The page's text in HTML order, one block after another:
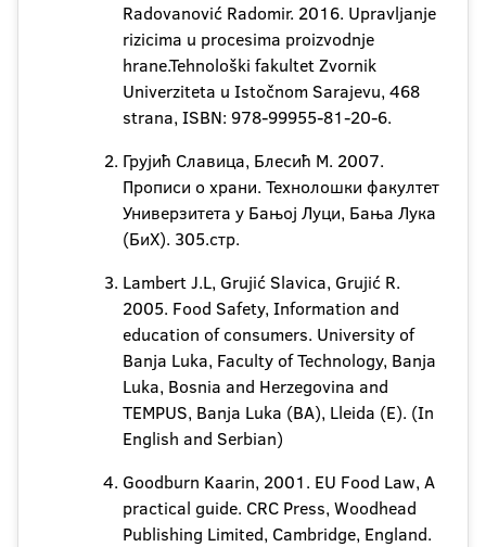
Radovanović Radomir. 2016. Upravljanje
rizicima u procesima proizvodnje
hrane.Tehnološki fakultet Zvornik
Univerziteta u Istočnom Sarajevu, 468
strana, ISBN: 978-99955-81-20-6.
Грујић Славица, Блесић M. 2007.
Прописи о храни. Технолошки факултет
Универзитета у Бањој Луци, Бања Лука
(БиХ). 305.стр.
Lambert J.L, Grujić Slavica, Grujić R.
2005. Food Safety, Information and
education of consumers. University of
Banja Luka, Faculty of Technology, Banja
Luka, Bosnia and Herzegovina and
TEMPUS, Banja Luka (BA), Lleida (E). (In
English and Serbian)
Goodburn Kaarin, 2001. EU Food Law, A
practical guide. CRC Press, Woodhead
Publishing Limited, Cambridge, England.